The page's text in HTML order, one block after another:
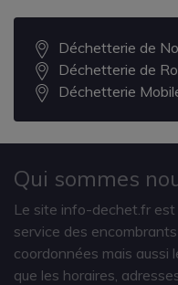
Déchetterie de
Déchetterie de
Déchetterie
Qui sommes
Le site info-dechet.fr
service des
coordonnées mais aussi
que les horaires,